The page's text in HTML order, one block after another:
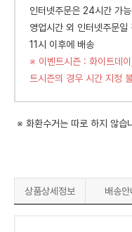
인터넷주문은 24시간 가
영업시간 외 인터넷주문
11시 이후에 배송
※ 이벤트시즌 : 화이트데
트시즌의 경우 시간 지정
※ 화환수거는 따로 하지 않습
상품상세정보 배송안